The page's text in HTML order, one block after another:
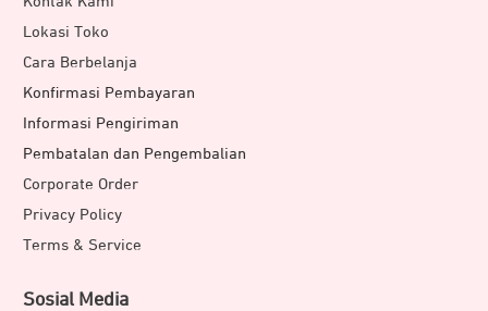
Lokasi Toko
Cara Berbelanja
Konfirmasi Pembayaran
Informasi Pengiriman
Pembatalan dan Pengembalian
Corporate Order
Privacy Policy
Terms & Service
Sosial Media